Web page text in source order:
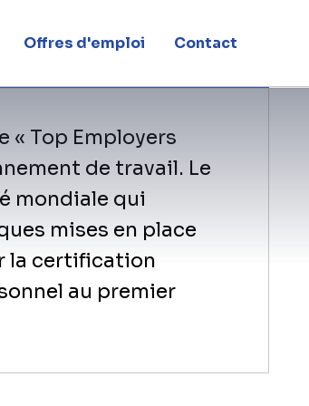
Offres d'emploi Contact
« Top Employers
de travail. Le
mondiale qui
mises en place
la certification
au premier